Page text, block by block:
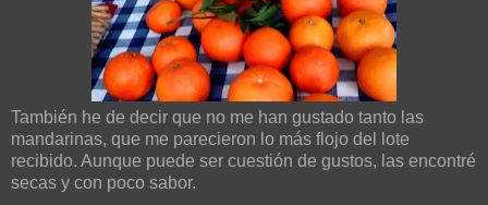
También he de decir que no me han gustado tanto las
mandarinas, que me parecieron lo más flojo del lote
recibido. Aunque puede ser cuestión de gustos, las encontré
secas y con poco sabor.